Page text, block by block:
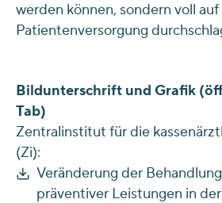
werden können, sondern voll
Patientenversorgung
Bildunterschrift und Grafik
Tab)
Zentralinstitut für die
(Zi):
Veränderung der
präventiver Leistungen in der